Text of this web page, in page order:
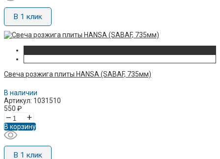
В 1 клик
Свеча розжига плиты HANSA (SABAF, 735мм)
В наличии
Артикул: 1031510
550 ₽
– +
В корзину
В 1 клик